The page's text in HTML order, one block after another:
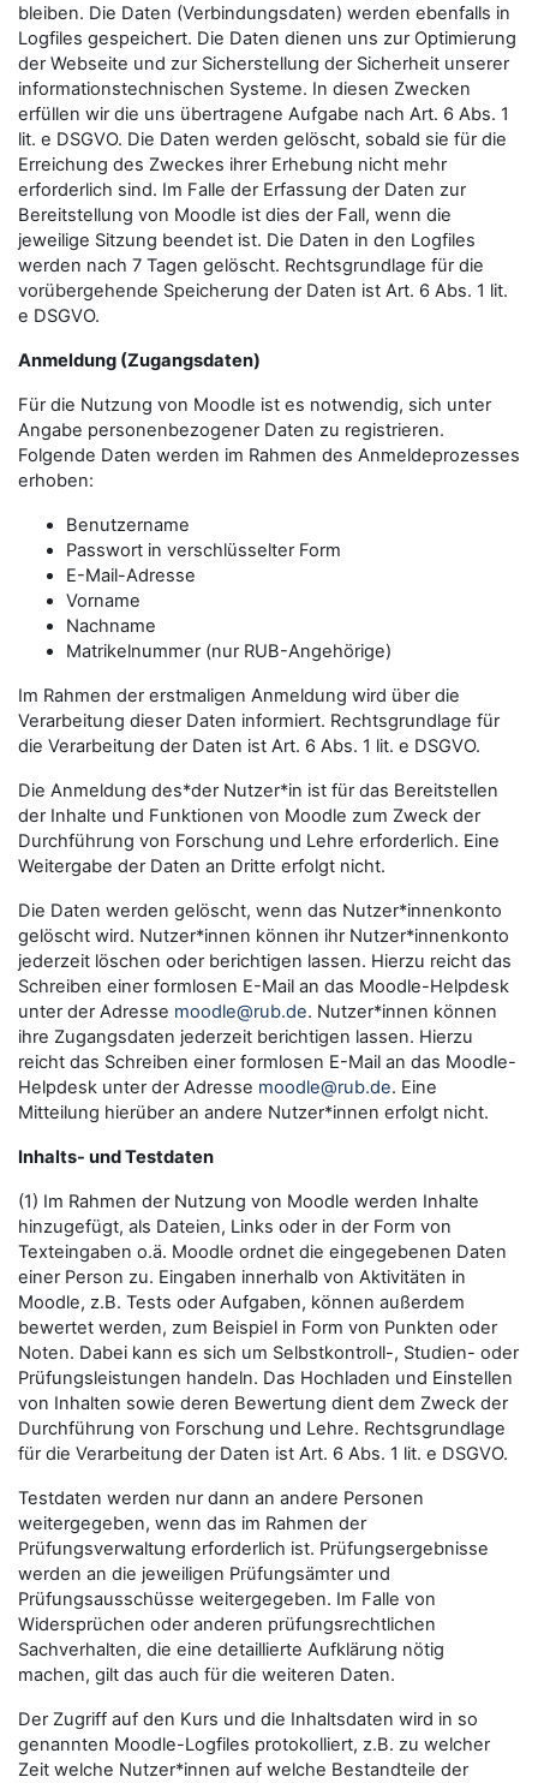
bleiben. Die Daten (Verbindungsdaten) werden ebenfalls in
Logfiles gespeichert. Die Daten dienen uns zur Optimierung
der Webseite und zur Sicherstellung der Sicherheit unserer
informationstechnischen Systeme. In diesen Zwecken
erfüllen wir die uns übertragene Aufgabe nach Art. 6 Abs. 1
lit. e DSGVO. Die Daten werden gelöscht, sobald sie für die
Erreichung des Zweckes ihrer Erhebung nicht mehr
erforderlich sind. Im Falle der Erfassung der Daten zur
Bereitstellung von Moodle ist dies der Fall, wenn die
jeweilige Sitzung beendet ist. Die Daten in den Logfiles
werden nach 7 Tagen gelöscht. Rechtsgrundlage für die
vorübergehende Speicherung der Daten ist Art. 6 Abs. 1 lit.
e DSGVO.
Anmeldung (Zugangsdaten)
Für die Nutzung von Moodle ist es notwendig, sich unter
Angabe personenbezogener Daten zu registrieren.
Folgende Daten werden im Rahmen des Anmeldeprozesses
erhoben:
Benutzername
Passwort in verschlüsselter Form
E-Mail-Adresse
Vorname
Nachname
Matrikelnummer (nur RUB-Angehörige)
Im Rahmen der erstmaligen Anmeldung wird über die
Verarbeitung dieser Daten informiert. Rechtsgrundlage für
die Verarbeitung der Daten ist Art. 6 Abs. 1 lit. e DSGVO.
Die Anmeldung des*der Nutzer*in ist für das Bereitstellen
der Inhalte und Funktionen von Moodle zum Zweck der
Durchführung von Forschung und Lehre erforderlich. Eine
Weitergabe der Daten an Dritte erfolgt nicht.
Die Daten werden gelöscht, wenn das Nutzer*innenkonto
gelöscht wird. Nutzer*innen können ihr Nutzer*innenkonto
jederzeit löschen oder berichtigen lassen. Hierzu reicht das
Schreiben einer formlosen E-Mail an das Moodle-Helpdesk
unter der Adresse moodle@rub.de. Nutzer*innen können
ihre Zugangsdaten jederzeit berichtigen lassen. Hierzu
reicht das Schreiben einer formlosen E-Mail an das Moodle-
Helpdesk unter der Adresse moodle@rub.de. Eine
Mitteilung hierüber an andere Nutzer*innen erfolgt nicht.
Inhalts- und Testdaten
(1) Im Rahmen der Nutzung von Moodle werden Inhalte
hinzugefügt, als Dateien, Links oder in der Form von
Texteingaben o.ä. Moodle ordnet die eingegebenen Daten
einer Person zu. Eingaben innerhalb von Aktivitäten in
Moodle, z.B. Tests oder Aufgaben, können außerdem
bewertet werden, zum Beispiel in Form von Punkten oder
Noten. Dabei kann es sich um Selbstkontroll-, Studien- oder
Prüfungsleistungen handeln. Das Hochladen und Einstellen
von Inhalten sowie deren Bewertung dient dem Zweck der
Durchführung von Forschung und Lehre. Rechtsgrundlage
für die Verarbeitung der Daten ist Art. 6 Abs. 1 lit. e DSGVO.
Testdaten werden nur dann an andere Personen
weitergegeben, wenn das im Rahmen der
Prüfungsverwaltung erforderlich ist. Prüfungsergebnisse
werden an die jeweiligen Prüfungsämter und
Prüfungsausschüsse weitergegeben. Im Falle von
Widersprüchen oder anderen prüfungsrechtlichen
Sachverhalten, die eine detaillierte Aufklärung nötig
machen, gilt das auch für die weiteren Daten.
Der Zugriff auf den Kurs und die Inhaltsdaten wird in so
genannten Moodle-Logfiles protokolliert, z.B. zu welcher
Zeit welche Nutzer*innen auf welche Bestandteile der